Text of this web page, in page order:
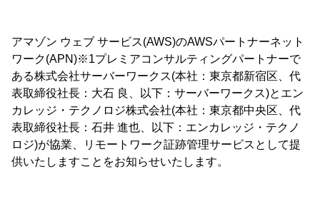
アマゾン ウェブ サービス(AWS)のAWSパートナーネット
ワーク(APN)※1プレミアコンサルティングパートナーで
ある株式会社サーバーワークス(本社：東京都新宿区、代
表取締役社長：大石 良、以下：サーバーワークス)とエン
カレッジ・テクノロジ株式会社(本社：東京都中央区、代
表取締役社長：石井 進也、以下：エンカレッジ・テクノ
ロジ)が協業、リモートワーク証跡管理サービスとして提
供いたしますことをお知らせいたします。